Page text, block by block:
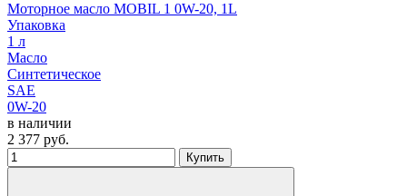
Моторное масло MOBIL 1 0W-20, 1L
Упаковка
1 л
Масло
Синтетическое
SAE
0W-20
в наличии
2 377 руб.
Купить